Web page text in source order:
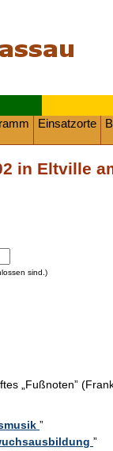
Einsatzorte
in Eltville
sind.)
„Fußnoten”
”
”